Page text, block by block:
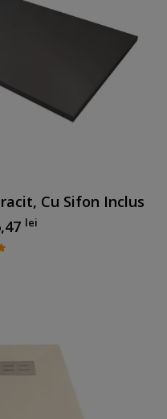
Cu Sifon Inclus
lei